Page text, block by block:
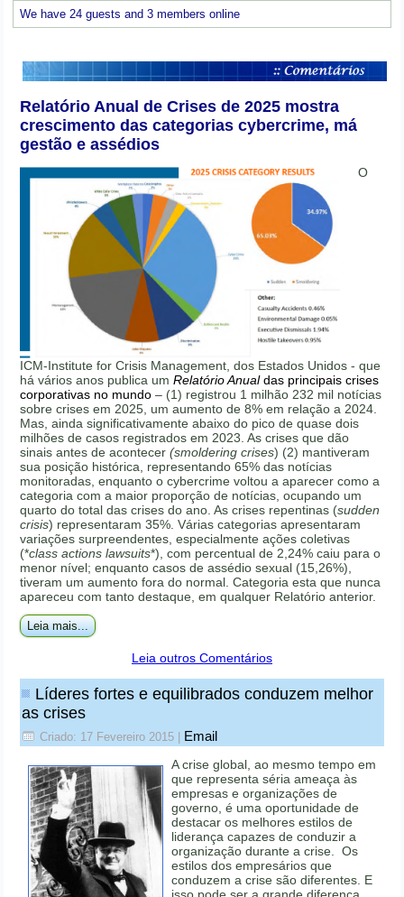
We have 24 guests and 3 members online
Relatório Anual de Crises de 2025 mostra
crescimento das categorias cybercrime, má
gestão e assédios
O
ICM-Institute for Crisis Management, dos Estados Unidos - que
há vários anos publica umRelatório Anualdas principais crises
corporativas no mundo – (1) registrou 1 milhão 232 mil notícias
sobre crises em 2025, um aumento de 8% em relação a 2024.
Mas, ainda significativamente abaixo do pico de quase dois
milhões de casos registrados em 2023. As crises que dão
sinais antes de acontecer(smoldering crises) (2) mantiveram
sua posição histórica, representando 65% das notícias
monitoradas, enquanto o cybercrime voltou a aparecer como a
categoria com a maior proporção de notícias, ocupando um
quarto do total das crises do ano. As crises repentinas (sudden
crisis) representaram 35%. Várias categorias apresentaram
variações surpreendentes, especialmente ações coletivas
(*class actions lawsuits*), com percentual de 2,24% caiu para o
menor nível; enquanto casos de assédio sexual (15,26%),
tiveram um aumento fora do normal. Categoria esta que nunca
apareceu com tanto destaque, em qualquer Relatório anterior.
Leia mais...
Leia outros Comentários
Líderes fortes e equilibrados conduzem melhor
as crises
Criado: 17 Fevereiro 2015 Email
A crise global, ao mesmo tempo em
que representa séria ameaça às
empresas e organizações de
governo, é uma oportunidade de
destacar os melhores estilos de
liderança capazes de conduzir a
organização durante a crise. Os
estilos dos empresários que
conduzem a crise são diferentes. E